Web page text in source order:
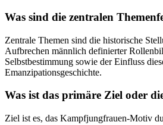
Was sind die zentralen
Zentrale Themen sind die historische
Aufbrechen männlich definierter
Selbstbestimmung sowie der Einfluss
Emanzipationsgeschichte.
Was ist das primäre Ziel oder
Ziel ist es, das Kampfjungfrauen-Motiv